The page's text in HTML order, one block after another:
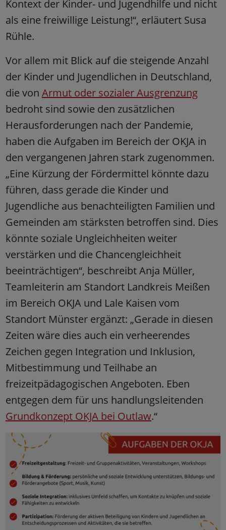
Kontext der Kinder- und Jugendhilfe und nicht
als eine freiwillige Leistung!“, erläutert Susa
Rühle.
Vor allem mit Blick auf die steigende Anzahl
der Kinder und Jugendlichen in Deutschland,
die von Armut oder sozialer Ausgrenzung
bedroht sind sowie den zusätzlichen
Herausforderungen nach der Pandemie,
haben die Aufgaben im Bereich der OKJA in
den vergangenen Jahren stark zugenommen.
„Eine Kürzung der Fördermittel könnte dazu
führen, dass gerade die Kinder und
Jugendliche aus benachteiligten Familien und
Gemeinden am stärksten betroffen sind. Dies
könnte soziale Ungleichheiten weiter
verstärken und die Chancengleichheit
beeinträchtigen“, beschreibt Anja Müller,
Teamleiterin am Standort Landkreis Meißen
im Bereich OKJA und Lale Kaisen vom
Standort Münster ergänzt: „Gerade in diesen
Zeiten wäre dies auch ein verheerendes
Zeichen gegen Integration und Inklusion,
Mitbestimmung und Teilhabe an
freizeitpädagogischen Angeboten. Eben
entgegen dem für uns handlungsleitenden
Grundkonzept OKJA bei Outlaw.“